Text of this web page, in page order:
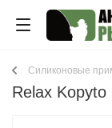
Cиликоновые
Relax Kopyto